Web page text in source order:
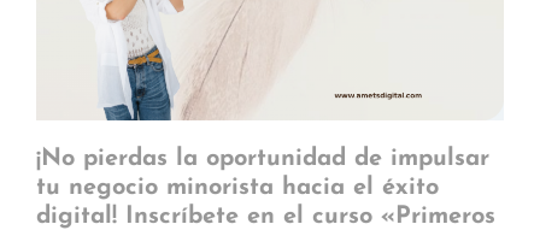
¡No pierdas la oportunidad de impulsar
tu negocio minorista hacia el éxito
digital! Inscríbete en el curso «Primeros